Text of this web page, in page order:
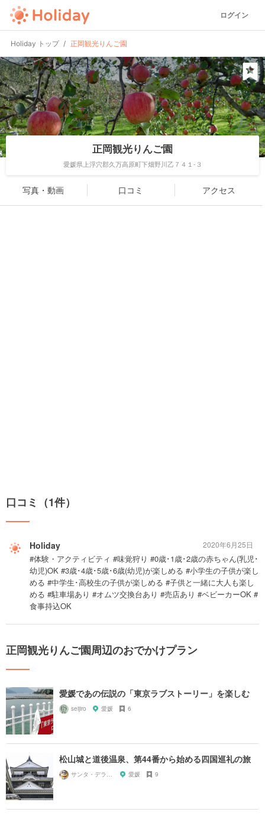
ログイン
Holiday トップ 正岡観光りんご園
正岡観光りんご園
愛媛県上浮穴郡久万高原町下畑野川乙７４１-３
写真・動画 口コミ アクセス
口コミ（1件）
Holiday
#体験・アクティビティ #味覚狩り #0歳･1歳･2歳の赤ちゃん(乳児･
幼児)OK #3歳･4歳･5歳･6歳(幼児)が楽しめる #小学生の子供が楽し
める #中学生･高校生の子供が楽しめる #子供と一緒に大人も楽し
める #駐車場あり #オムツ交換台あり #売店あり #ベビーカーOK #
食事持込OK
2020年6月25日
正岡観光りんご園周辺のおでかけプラン
愛媛であの伝説の「東京ラブストーリー」を楽しむ
seijiro 愛媛 6
松山城と道後温泉、第44番から始める四国巡礼の旅
愛媛 9